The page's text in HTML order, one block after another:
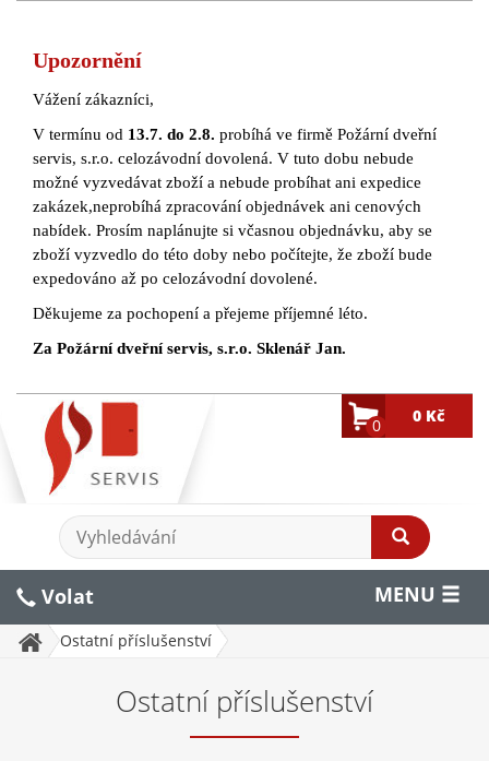
Upozornění
Vážení zákazníci,
V termínu od 13.7. do 2.8. probíhá ve firmě Požární dveřní
servis, s.r.o. celozávodní dovolená. V tuto dobu nebude
možné vyzvedávat zboží a nebude probíhat ani expedice
zakázek,neprobíhá zpracování objednávek ani cenových
nabídek. Prosím naplánujte si včasnou objednávku, aby se
zboží vyzvedlo do této doby nebo počítejte, že zboží bude
expedováno až po celozávodní dovolené.
Děkujeme za pochopení a přejeme příjemné léto.
Za Požární dveřní servis, s.r.o. Sklenář Jan.
0 0 Kč
MENU
Volat
Ostatní příslušenství
Ostatní příslušenství